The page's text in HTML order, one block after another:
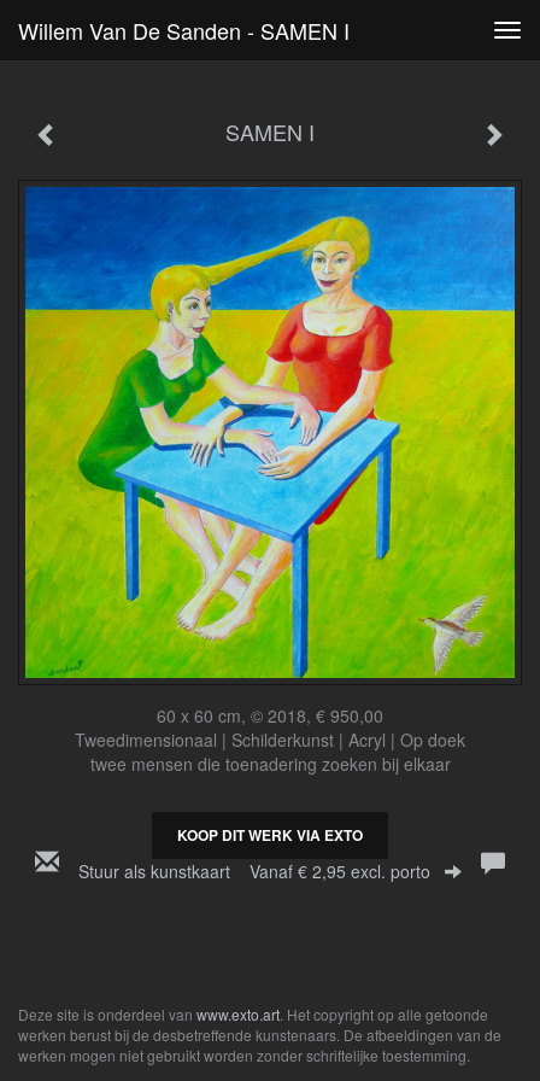
Willem Van De Sanden - SAMEN I
SAMEN I
60 x 60 cm, © 2018, € 950,00
Tweedimensionaal | Schilderkunst | Acryl | Op doek
twee mensen die toenadering zoeken bij elkaar
KOOP DIT WERK VIA EXTO
Stuur als kunstkaart Vanaf € 2,95 excl. porto
Deze site is onderdeel van www.exto.art. Het copyright op alle getoonde
werken berust bij de desbetreffende kunstenaars. De afbeeldingen van de
werken mogen niet gebruikt worden zonder schriftelijke toestemming.